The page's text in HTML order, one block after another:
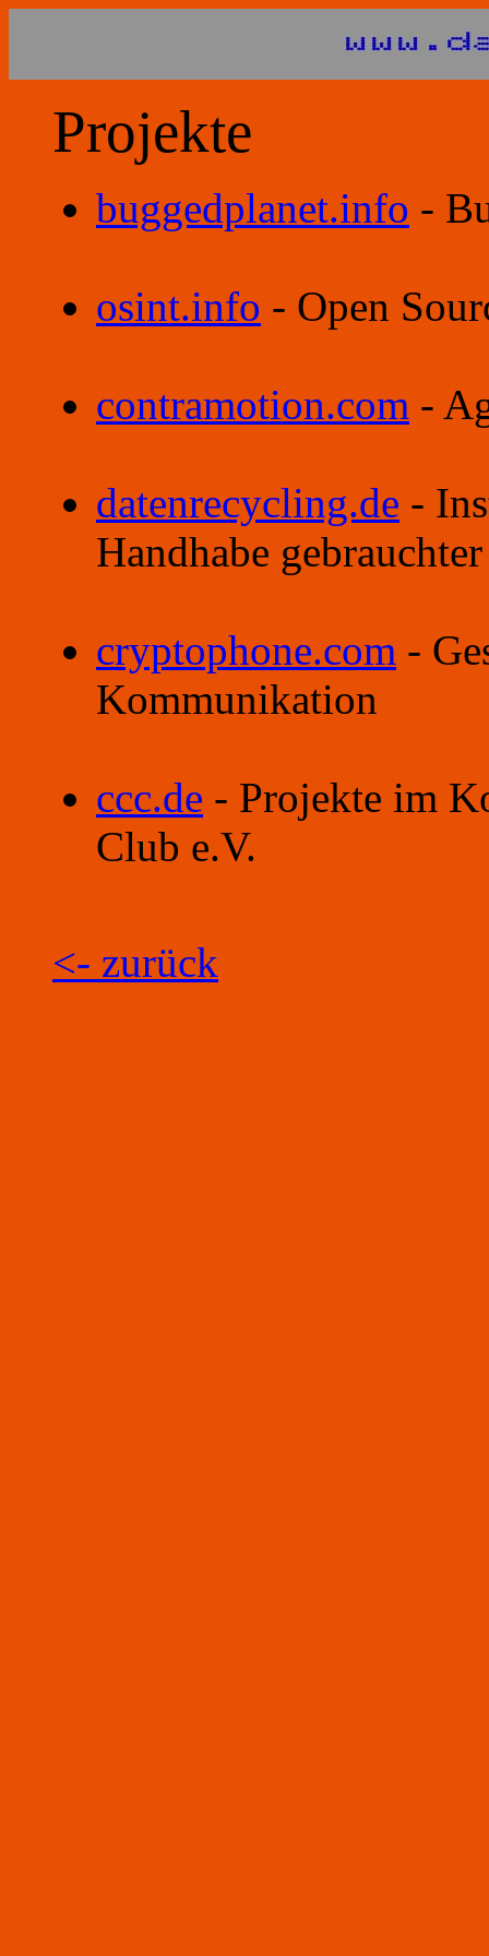
Projekte
buggedplanet.info -
osint.info - Open
contramotion.com -
datenrecycling.de -
Handhabe
cryptophone.com -
Kommunikation
ccc.de - Projekte im
Club e.V.
<- zurück